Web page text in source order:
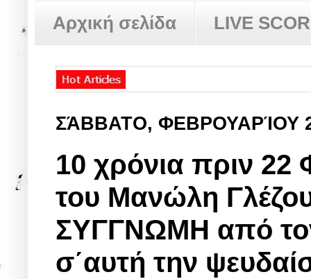
Αρχική σελίδα LIVE
ΣΆΒΒΑΤΟ, ΦΕΒΡΟΥΑΡΊΟΥ
10 χρόνια πριν 22
του Μανώλη
ΣΥΓΓΝΩΜΗ από
σ΄αυτή την